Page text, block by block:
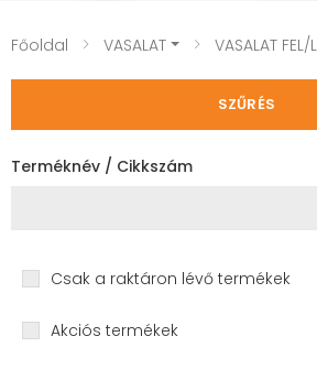
Főoldal VASALAT VASALAT FEL/
SZŰRÉS
Terméknév / Cikkszám
Csak a raktáron lévő termékek
Akciós termékek